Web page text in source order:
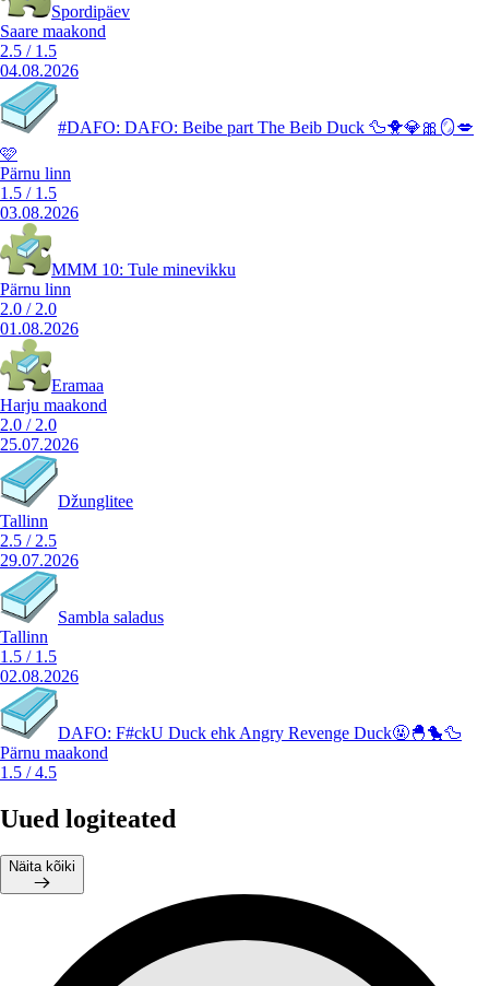
Spordipäev
Saare maakond
2.5 / 1.5
04.08.2026
#DAFO: DAFO: Beibe part The Beib Duck 🦆🐥💎🎀🪞💋
🩷
Pärnu linn
1.5 / 1.5
03.08.2026
MMM 10: Tule minevikku
Pärnu linn
2.0 / 2.0
01.08.2026
Eramaa
Harju maakond
2.0 / 2.0
25.07.2026
Džunglitee
Tallinn
2.5 / 2.5
29.07.2026
Sambla saladus
Tallinn
1.5 / 1.5
02.08.2026
DAFO: F#ckU Duck ehk Angry Revenge Duck🤬🐣🐤🦆
Pärnu maakond
1.5 /4.5
Uued logiteated
Näita kõiki